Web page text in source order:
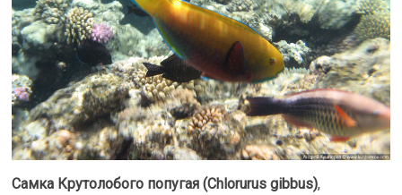
Самка Крутолобого попугая (Chlorurus gibbus),